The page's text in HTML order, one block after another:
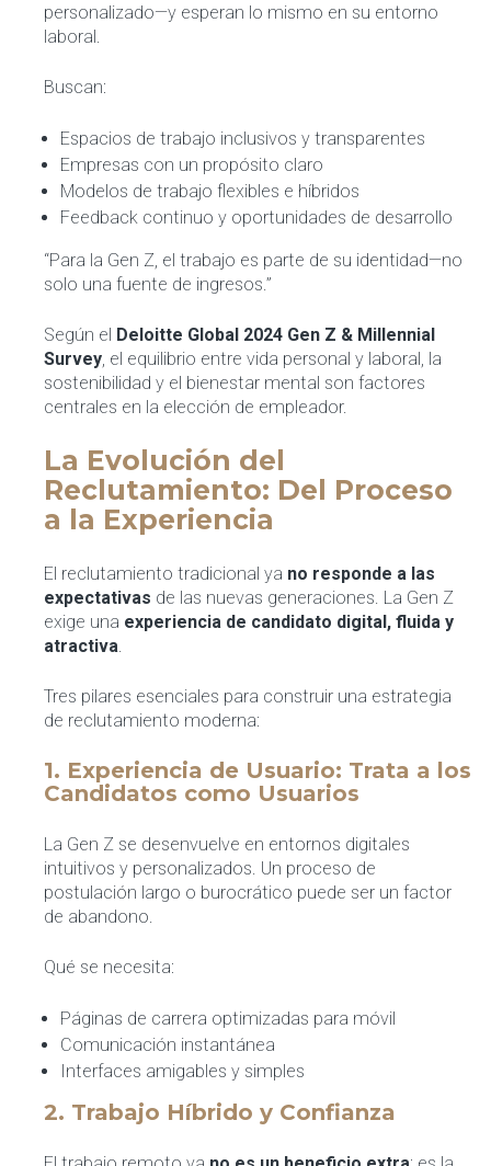
personalizado—y esperan lo mismo en su entorno
laboral.
Buscan:
Espacios de trabajo inclusivos y transparentes
Empresas con un propósito claro
Modelos de trabajo flexibles e híbridos
Feedback continuo y oportunidades de desarrollo
“Para la Gen Z, el trabajo es parte de su identidad—no
solo una fuente de ingresos.”
Según el Deloitte Global 2024 Gen Z & Millennial
Survey, el equilibrio entre vida personal y laboral, la
sostenibilidad y el bienestar mental son factores
centrales en la elección de empleador.
La Evolución del
Reclutamiento: Del Proceso
a la Experiencia
El reclutamiento tradicional ya no responde a las
expectativas de las nuevas generaciones. La Gen Z
exige una experiencia de candidato digital, fluida y
atractiva.
Tres pilares esenciales para construir una estrategia
de reclutamiento moderna:
1. Experiencia de Usuario: Trata a los
Candidatos como Usuarios
La Gen Z se desenvuelve en entornos digitales
intuitivos y personalizados. Un proceso de
postulación largo o burocrático puede ser un factor
de abandono.
Qué se necesita:
Páginas de carrera optimizadas para móvil
Comunicación instantánea
Interfaces amigables y simples
2. Trabajo Híbrido y Confianza